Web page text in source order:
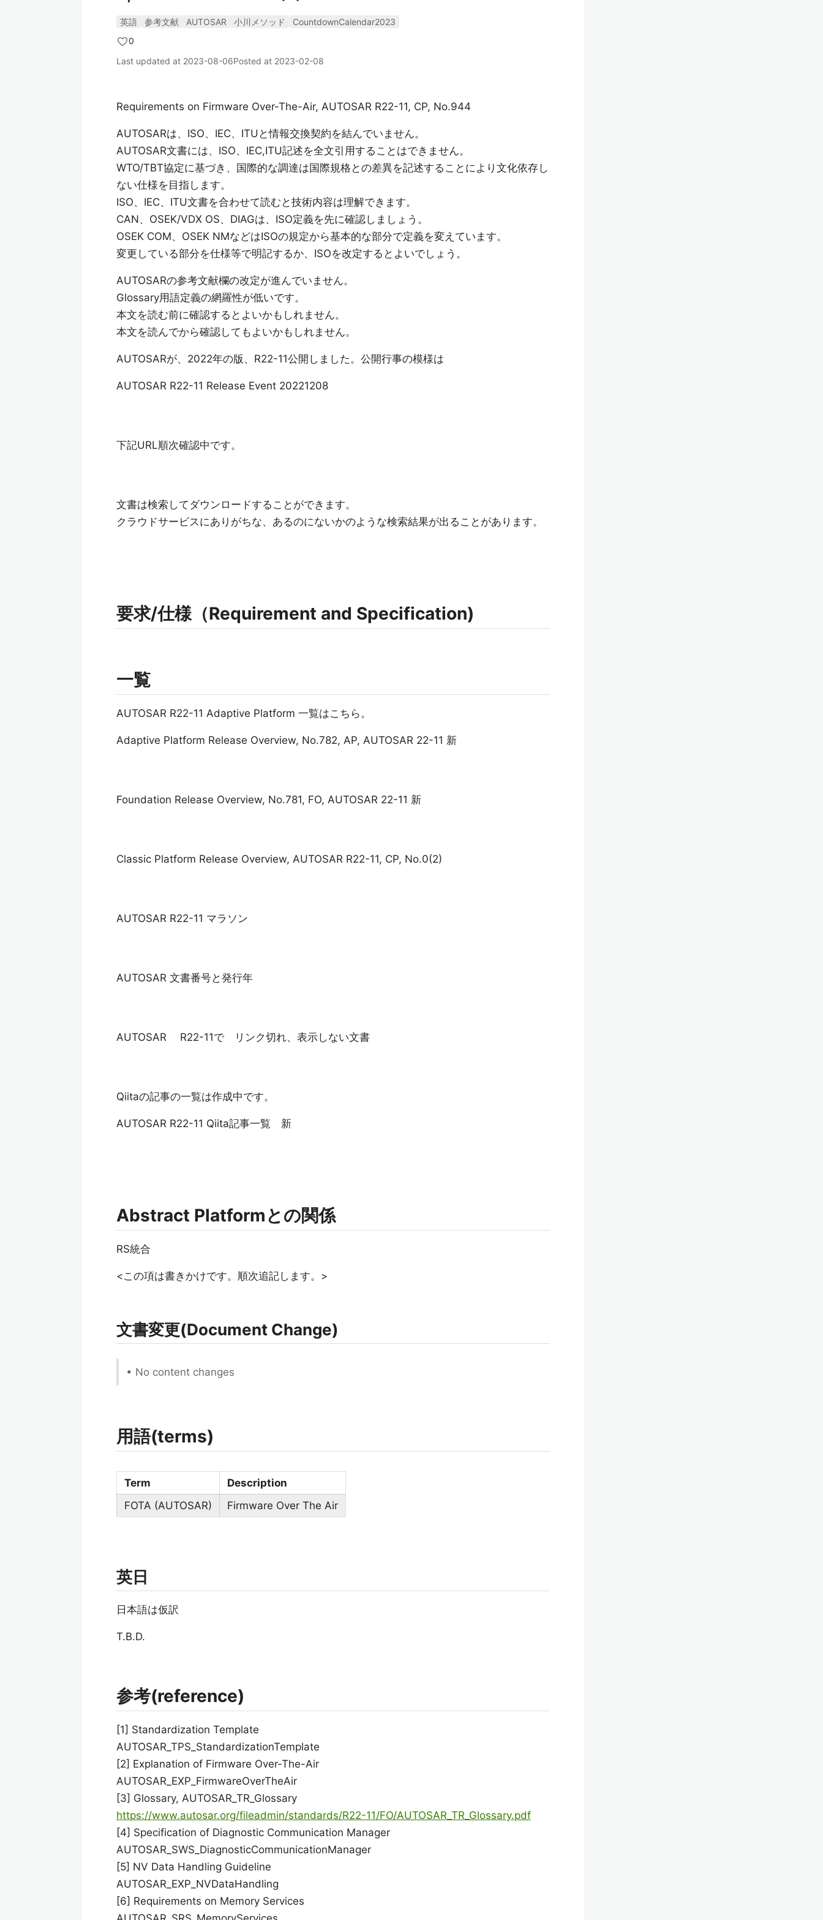
英語 参考文献 AUTOSAR 小川メソッド
CountdownCalendar2023
0
Last updated at 2023-08-06Posted at 2023-02-08
Requirements on Firmware Over-The-Air, AUTOSAR R22-11, CP, No.944
AUTOSARは、ISO、IEC、ITUと情報交換契約を結んでいません。
AUTOSAR文書には、ISO、IEC,ITU記述を全文引用することはできません。
WTO/TBT協定に基づき、国際的な調達は国際規格との差異を記述することにより文化依存し
ない仕様を目指します。
ISO、IEC、ITU文書を合わせて読むと技術内容は理解できます。
CAN、OSEK/VDX OS、DIAGは、ISO定義を先に確認しましょう。
OSEK COM、OSEK NMなどはISOの規定から基本的な部分で定義を変えています。
変更している部分を仕様等で明記するか、ISOを改定するとよいでしょう。
AUTOSARの参考文献欄の改定が進んでいません。
Glossary用語定義の網羅性が低いです。
本文を読む前に確認するとよいかもしれません。
本文を読んでから確認してもよいかもしれません。
AUTOSARが、2022年の版、R22-11公開しました。公開行事の模様は
AUTOSAR R22-11 Release Event 20221208
下記URL順次確認中です。
文書は検索してダウンロードすることができます。
クラウドサービスにありがちな、あるのにないかのような検索結果が出ることがあります。
要求/仕様（Requirement and Specification)
一覧
AUTOSAR R22-11 Adaptive Platform 一覧はこちら。
Adaptive Platform Release Overview, No.782, AP, AUTOSAR 22-11 新
Foundation Release Overview, No.781, FO, AUTOSAR 22-11 新
Classic Platform Release Overview, AUTOSAR R22-11, CP, No.0(2)
AUTOSAR R22-11 マラソン
AUTOSAR 文書番号と発行年
AUTOSAR R22-11で リンク切れ、表示しない文書
Qiitaの記事の一覧は作成中です。
AUTOSAR R22-11 Qiita記事一覧 新
Abstract Platformとの関係
RS統合
<この項は書きかけです。順次追記します。>
文書変更(Document Change)
• No content changes
用語(terms)
Term
Description
FOTA (AUTOSAR)
Firmware Over The Air
英日
日本語は仮訳
T.B.D.
参考(reference)
[1] Standardization Template
AUTOSAR_TPS_StandardizationTemplate
[2] Explanation of Firmware Over-The-Air
AUTOSAR_EXP_FirmwareOverTheAir
[3] Glossary, AUTOSAR_TR_Glossary
https://www.autosar.org/fileadmin/standards/R22-11/FO/AUTOSAR_TR_Glossary.pdf
[4] Specification of Diagnostic Communication Manager
AUTOSAR_SWS_DiagnosticCommunicationManager
[5] NV Data Handling Guideline
AUTOSAR_EXP_NVDataHandling
[6] Requirements on Memory Services